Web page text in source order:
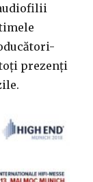
prezenți